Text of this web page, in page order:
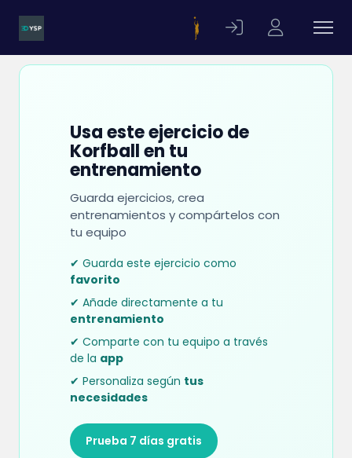
Usa este ejercicio de
Korfball en tu
entrenamiento
Guarda ejercicios, crea
entrenamientos y compártelos con
tu equipo
✔ Guarda este ejercicio como
favorito
✔ Añade directamente a tu
entrenamiento
✔ Comparte con tu equipo a través
de la app
✔ Personaliza según tus
necesidades
Prueba 7 días gratis